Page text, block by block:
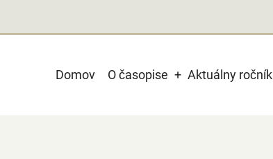
Main
Domov O časopise Aktuálny ročník